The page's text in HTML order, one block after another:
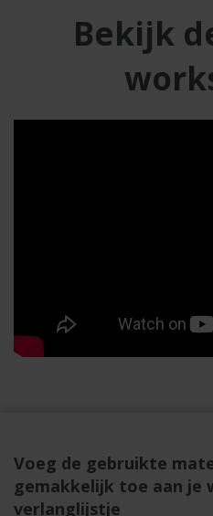
Bekijk
Voeg de gebruikte
gemakkelijk toe aan je
verlanglijstje